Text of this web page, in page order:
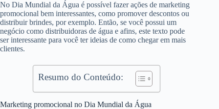
No Dia Mundial da Água é possível fazer ações de marketing
promocional bem interessantes, como promover descontos ou
distribuir brindes, por exemplo. Então, se você possui um
negócio como distribuidoras de água e afins, este texto pode
ser interessante para você ter ideias de como chegar em mais
clientes.
Resumo do Conteúdo:
Marketing promocional no Dia Mundial da Água